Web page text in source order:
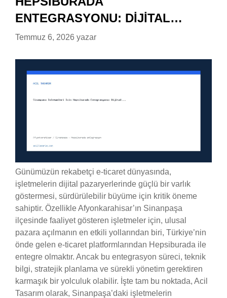
ENTEGRASYONU: DIJITAL…
Temmuz 6, 2026 yazar
Günümüzün rekabetçi e-ticaret dünyasında,
işletmelerin dijital pazaryerlerinde güçlü bir varlık
göstermesi, sürdürülebilir büyüme için kritik öneme
sahiptir. Özellikle Afyonkarahisar’ın Sinanpaşa
ilçesinde faaliyet gösteren işletmeler için, ulusal
pazara açılmanın en etkili yollarından biri, Türkiye’nin
önde gelen e-ticaret platformlarından Hepsiburada ile
entegre olmaktır. Ancak bu entegrasyon süreci, teknik
bilgi, stratejik planlama ve sürekli yönetim gerektiren
karmaşık bir yolculuk olabilir. İşte tam bu noktada, Acil
Tasarım olarak, Sinanpaşa’daki işletmelerin